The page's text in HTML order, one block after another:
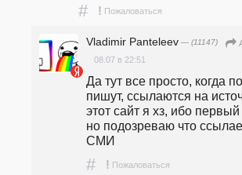
# ! Пожаловаться
Vladimir Panteleev — (11147)
08.07 в 22:51
Да тут все просто, когда
пишут, ссылаются на
этот сайт я хз, ибо
но подозреваю что
СМИ
# ! Пожаловаться